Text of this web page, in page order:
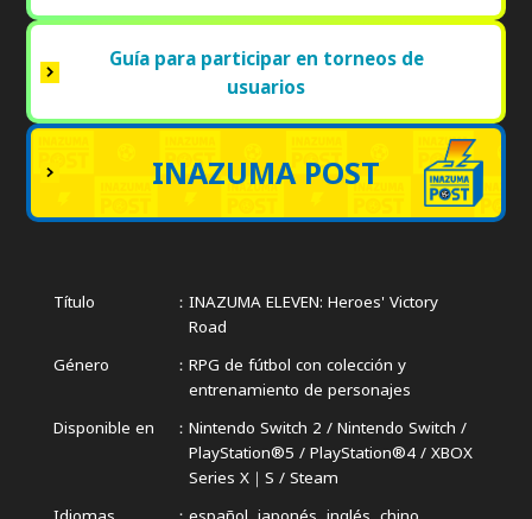
Guía para participar en torneos de
usuarios
INAZUMA POST
Título
INAZUMA ELEVEN: Heroes' Victory
Road
Género
RPG de fútbol con colección y
entrenamiento de personajes
Disponible en
Nintendo Switch 2 / Nintendo Switch /
PlayStation®5 / PlayStation®4 / XBOX
Series X｜S / Steam